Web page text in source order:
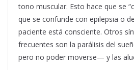
tono muscular. Esto hace que se
que se confunde con epilepsia o
paciente está consciente. Otros
frecuentes son la parálisis del
pero no poder moverse— y las